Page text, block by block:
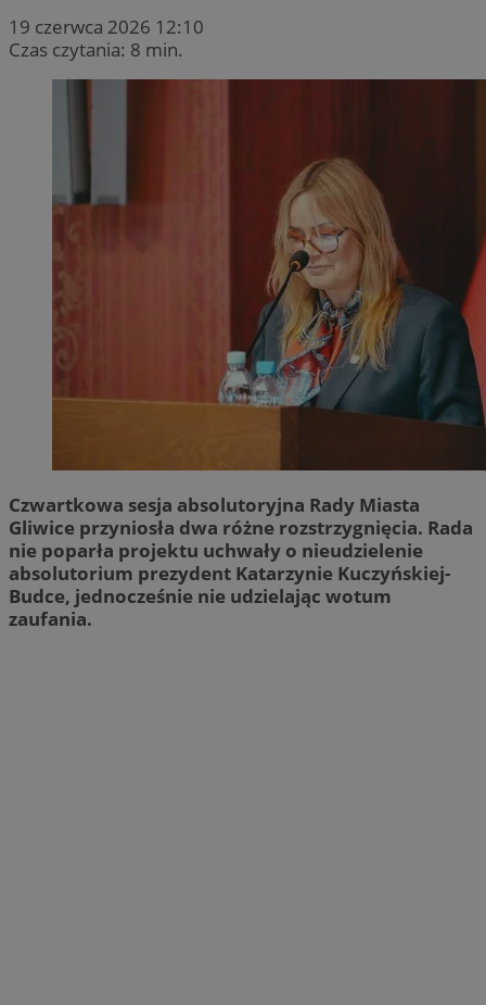
19 czerwca 2026 12:10
Czas czytania: 8 min.
Czwartkowa sesja absolutoryjna Rady Miasta
Gliwice przyniosła dwa różne rozstrzygnięcia. Rada
nie poparła projektu uchwały o nieudzielenie
absolutorium prezydent Katarzynie Kuczyńskiej-
Budce, jednocześnie nie udzielając wotum
zaufania.